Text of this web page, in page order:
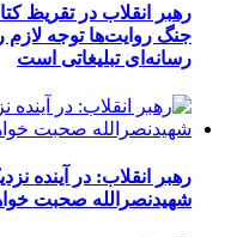
رهبر انقلاب در تقریظ
جنگ روایت‌ها توجه لازم
رسانه‌ای تبلیغاتی است
رهبر انقلاب: در آینده
شهیدنصرالله صحبت